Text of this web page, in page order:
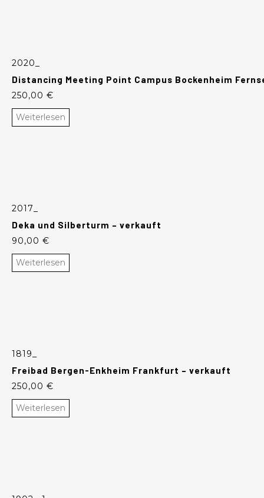
2020_
Distancing Meeting Point Campus Bockenheim
250,00 €
Weiterlesen
2017_
Deka und Silberturm – verkauft
90,00 €
Weiterlesen
1819_
Freibad Bergen-Enkheim Frankfurt – verkauft
250,00 €
Weiterlesen